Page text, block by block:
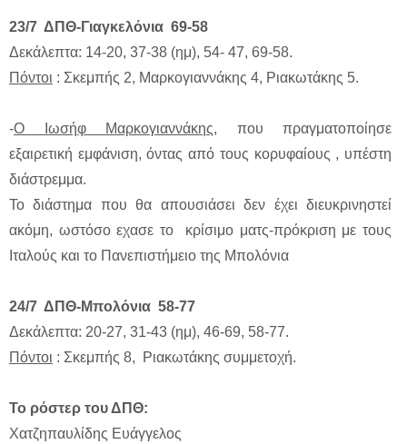
23/7 ΔΠΘ-Γιαγκελόνια 69-58
Δεκάλεπτα: 14-20, 37-38 (ημ), 54- 47, 69-58.
Πόντοι : Σκεμπής 2, Μαρκογιαννάκης 4, Ριακωτάκης 5.
-Ο Ιωσήφ Μαρκογιαννάκης, που πραγματοποίησε
εξαιρετική εμφάνιση, όντας από τους κορυφαίους , υπέστη
διάστρεμμα.
Το διάστημα που θα απουσιάσει δεν έχει διευκρινηστεί
ακόμη, ωστόσο εχασε το κρίσιμο ματς-πρόκριση με τους
Ιταλούς και το Πανεπιστήμειο της Μπολόνια
24/7 ΔΠΘ-Μπολόνια 58-77
Δεκάλεπτα: 20-27, 31-43 (ημ), 46-69, 58-77.
Πόντοι : Σκεμπής 8, Ριακωτάκης συμμετοχή.
Το ρόστερ του ΔΠΘ:
Χατζηπαυλίδης Ευάγγελος